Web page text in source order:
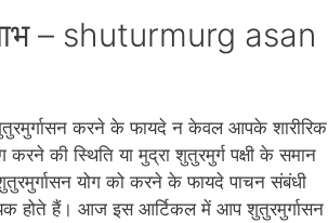
– shuturmurg asan
करने के फायदे न केवल आपके शारीरिक
की स्थिति या मुद्रा शुतुरमुर्ग पक्षी के समान
योग को करने के फायदे पाचन संबंधी
होते हैं। आज इस आर्टिकल में आप शुतुरमुर्गासन